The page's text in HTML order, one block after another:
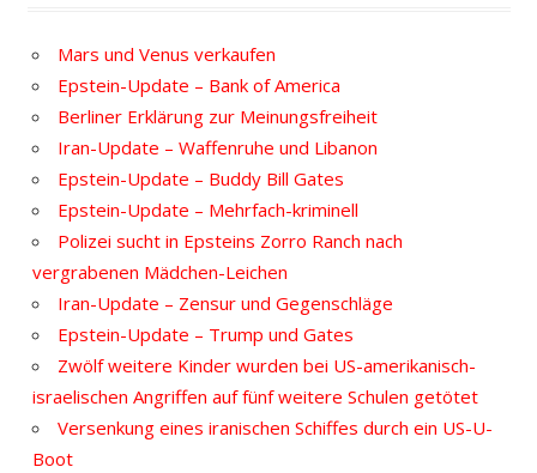
Mars und Venus verkaufen
Epstein-Update – Bank of America
Berliner Erklärung zur Meinungsfreiheit
Iran-Update – Waffenruhe und Libanon
Epstein-Update – Buddy Bill Gates
Epstein-Update – Mehrfach-kriminell
Polizei sucht in Epsteins Zorro Ranch nach
vergrabenen Mädchen-Leichen
Iran-Update – Zensur und Gegenschläge
Epstein-Update – Trump und Gates
Zwölf weitere Kinder wurden bei US-amerikanisch-
israelischen Angriffen auf fünf weitere Schulen getötet
Versenkung eines iranischen Schiffes durch ein US-U-
Boot